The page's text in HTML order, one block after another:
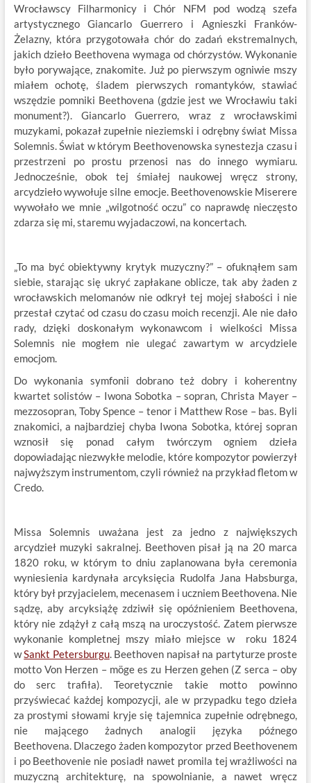
Wrocławscy Filharmonicy i Chór NFM pod wodzą szefa
artystycznego Giancarlo Guerrero i Agnieszki Franków-
Żelazny, która przygotowała chór do zadań ekstremalnych,
jakich dzieło Beethovena wymaga od chórzystów. Wykonanie
było porywające, znakomite. Już po pierwszym ogniwie mszy
miałem ochotę, śladem pierwszych romantyków, stawiać
wszędzie pomniki Beethovena (gdzie jest we Wrocławiu taki
monument?). Giancarlo Guerrero, wraz z wrocławskimi
muzykami, pokazał zupełnie nieziemski i odrębny świat Missa
Solemnis. Świat w którym Beethovenowska synestezja czasu i
przestrzeni po prostu przenosi nas do innego wymiaru.
Jednocześnie, obok tej śmiałej naukowej wręcz strony,
arcydzieło wywołuje silne emocje. Beethovenowskie Miserere
wywołało we mnie „wilgotność oczu” co naprawdę nieczęsto
zdarza się mi, staremu wyjadaczowi, na koncertach.
„To ma być obiektywny krytyk muzyczny?” – ofuknąłem sam
siebie, starając się ukryć zapłakane oblicze, tak aby żaden z
wrocławskich melomanów nie odkrył tej mojej słabości i nie
przestał czytać od czasu do czasu moich recenzji. Ale nie dało
rady, dzięki doskonałym wykonawcom i wielkości Missa
Solemnis nie mogłem nie ulegać zawartym w arcydziele
emocjom.
Do wykonania symfonii dobrano też dobry i koherentny
kwartet solistów – Iwona Sobotka – sopran, Christa Mayer –
mezzosopran, Toby Spence – tenor i Matthew Rose – bas. Byli
znakomici, a najbardziej chyba Iwona Sobotka, której sopran
wznosił się ponad całym twórczym ogniem dzieła
dopowiadając niezwykłe melodie, które kompozytor powierzył
najwyższym instrumentom, czyli również na przykład fletom w
Credo.
Missa Solemnis uważana jest za jedno z największych
arcydzieł muzyki sakralnej. Beethoven pisał ją na 20 marca
1820 roku, w którym to dniu zaplanowana była ceremonia
wyniesienia kardynała arcyksięcia Rudolfa Jana Habsburga,
który był przyjacielem, mecenasem i uczniem Beethovena. Nie
sądzę, aby arcyksiążę zdziwił się opóźnieniem Beethovena,
który nie zdążył z całą mszą na uroczystość. Zatem pierwsze
wykonanie kompletnej mszy miało miejsce w roku 1824
wSankt Petersburgu. Beethoven napisał na partyturze proste
motto Von Herzen – möge es zu Herzen gehen (Z serca – oby
do serc trafiła). Teoretycznie takie motto powinno
przyświecać każdej kompozycji, ale w przypadku tego dzieła
za prostymi słowami kryje się tajemnica zupełnie odrębnego,
nie mającego żadnych analogii języka późnego
Beethovena. Dlaczego żaden kompozytor przed Beethovenem
i po Beethovenie nie posiadł nawet promila tej wrażliwości na
muzyczną architekturę, na spowolnianie, a nawet wręcz